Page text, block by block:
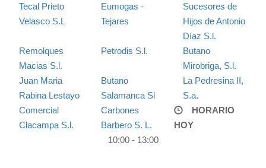
Tecal Prieto
Velasco S.L
Eumogas -
Tejares
Sucesores de
Hijos de Antonio
Díaz S.l.
Remolques
Macias S.l.
Petrodis S.l.
Butano
Mirobriga, S.l.
Juan Maria
Rabina Lestayo
Butano
Salamanca Sl
La Pedresina II,
S.a.
Comercial
Clacampa S.l.
Carbones
Barbero S. L.
HORARIO
HOY
10:00 - 13:00